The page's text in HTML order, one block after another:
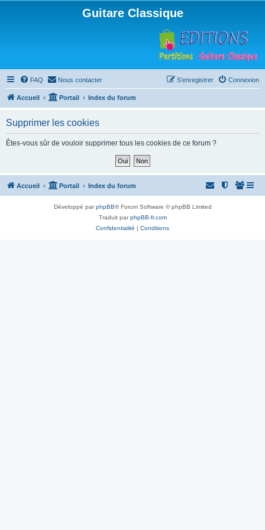
Guitare Classique
FAQ Nous contacter Connexion
S’enregistrer
Accueil Portail Index du forum
Supprimer les cookies
Êtes-vous sûr de vouloir supprimer tous les cookies de ce forum ?
Accueil Portail Index du forum
Développé parphpBB® Forum Software © phpBB Limited
Traduit parphpBB-fr.com
Confidentialité | Conditions